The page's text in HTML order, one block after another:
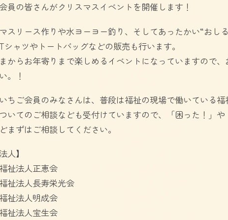
員の皆さんがクリスマスイベントを開催します！
スリース作りや水ヨーヨー釣り、そしてあったかい“おし
シャツやトートバッグなどの販売も行います。
からお年寄りまで楽しめるイベントになっていますので
。！
ちご会員のみなさんは、普段は福祉の現場で働いている福
いてのご相談なども受付けていますので、「困った！」
まずはご相談してください。
人】
祉法人正恵会
祉法人長寿栄光会
祉法人明成会
祉法人宝生会